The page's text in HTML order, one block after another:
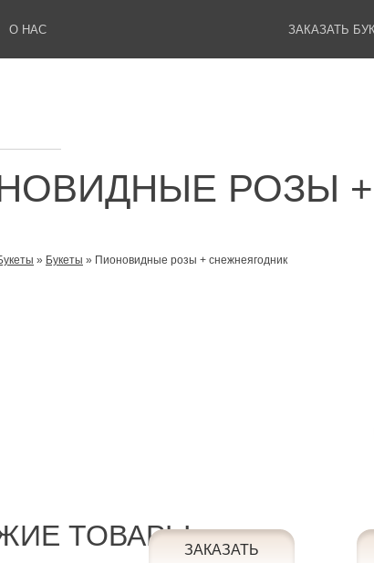
О НАС ЗАКАЗАТЬ
РОЗЫ
» Букеты » Пионовидные розы + снежнеягодник
ТОВАРЫ